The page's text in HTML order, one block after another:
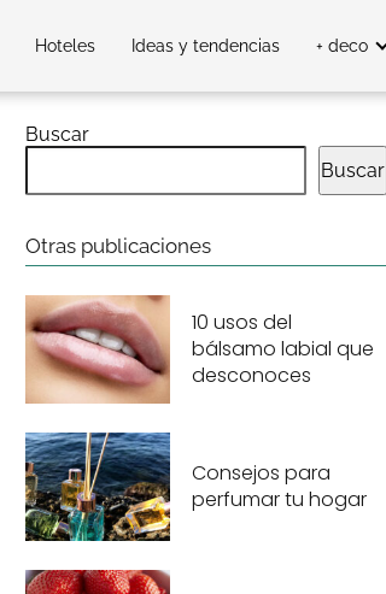
Hoteles Ideas y tendencias + deco
Buscar
Buscar
Otras publicaciones
10 usos del
bálsamo labial que
desconoces
Consejos para
perfumar tu hogar